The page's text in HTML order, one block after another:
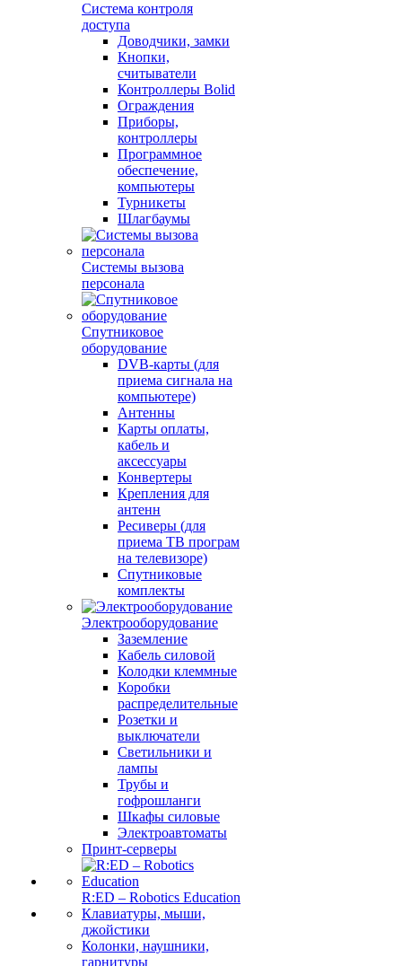
Система контроля
доступа
Доводчики, замки
Кнопки,
считыватели
Контроллеры Bolid
Ограждения
Приборы,
контроллеры
Программное
обеспечение,
компьютеры
Турникеты
Шлагбаумы
Системы вызова
персонала
Спутниковое
оборудование
DVB-карты (для
приема сигнала на
компьютере)
Антенны
Карты оплаты,
кабель и
аксессуары
Конвертеры
Крепления для
антенн
Ресиверы (для
приема ТВ програм
на телевизоре)
Спутниковые
комплекты
Электрооборудование
Заземление
Кабель силовой
Колодки клеммные
Коробки
распределительные
Розетки и
выключатели
Светильники и
лампы
Трубы и
гофрошланги
Шкафы силовые
Электроавтоматы
Принт-серверы
R:ED – Robotics Education
Клавиатуры, мыши,
джойстики
Колонки, наушники,
гарнитуры